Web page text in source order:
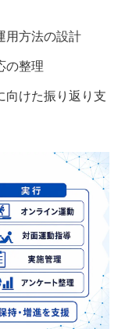
用方法の設計
の整理
向けた振り返り支